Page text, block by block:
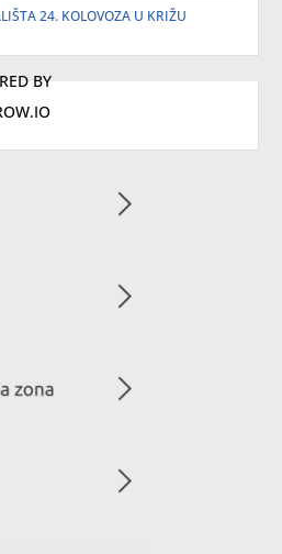
24. KOLOVOZA U KRIŽU